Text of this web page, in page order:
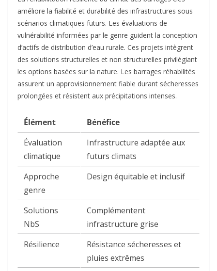
améliore la fiabilité et durabilité des infrastructures sous
scénarios climatiques futurs. Les évaluations de
vulnérabilité informées par le genre guident la conception
d’actifs de distribution d’eau rurale. Ces projets intègrent
des solutions structurelles et non structurelles privilégiant
les options basées sur la nature. Les barrages réhabilités
assurent un approvisionnement fiable durant sécheresses
prolongées et résistent aux précipitations intenses.
Élément
Bénéfice
Évaluation
climatique
Infrastructure adaptée aux
futurs climats ​
Approche
genre
Design équitable et inclusif ​
Solutions
NbS
Complémentent
infrastructure grise ​
Résilience
Résistance sécheresses et
pluies extrêmes ​